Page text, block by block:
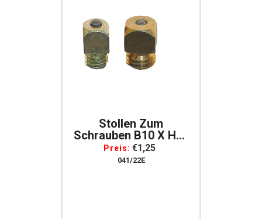
Stollen Zum
Schrauben B10 X H14
Mm, Gewinde 10 Mm
Per Stück
Preis: €1,25
041/22E